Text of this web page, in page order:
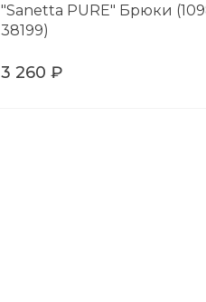
"Sanetta PURE" Брюки
38199)
3 260 ₽